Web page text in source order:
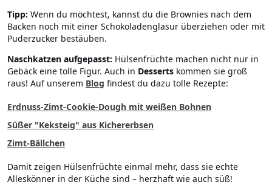
Tipp: Wenn du möchtest, kannst du die Brownies nach dem
Backen noch mit einer Schokoladenglasur überziehen oder mit
Puderzucker bestäuben.
Naschkatzen aufgepasst: Hülsenfrüchte machen nicht nur in
Gebäck eine tolle Figur. Auch in Desserts kommen sie groß
raus! Auf unserem Blog findest du dazu tolle Rezepte:
Erdnuss-Zimt-Cookie-Dough mit weißen Bohnen
Süßer "Keksteig" aus Kichererbsen
Zimt-Bällchen
Damit zeigen Hülsenfrüchte einmal mehr, dass sie echte
Alleskönner in der Küche sind – herzhaft wie auch süß!